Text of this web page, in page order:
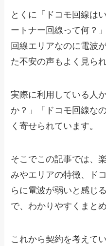
とくに「ドコモ回線は
ートナー回線って何？
回線エリアなのに電波
た不安の声もよく見られ
実際に利用している人
か？」「ドコモ回線な
く寄せられています。
そこでこの記事では、
みやエリアの特徴、ド
らに電波が弱いと感じ
で、わかりやすくまとめ
これから契約を考えて